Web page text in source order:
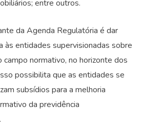
entre outros.
da Agenda Regulatória é dar
às entidades supervisionadas sobre
campo normativo, no horizonte dos
possibilita que as entidades se
subsídios para a melhoria
da previdência